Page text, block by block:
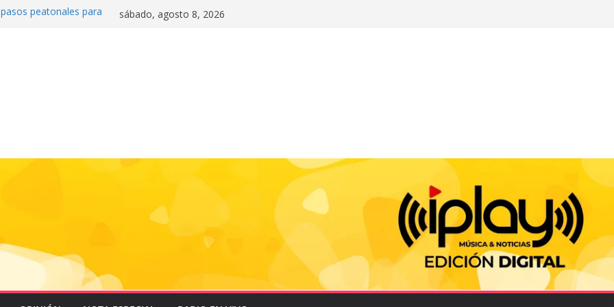
peatonales para
historia en el Draft
la motocicleta a la
2026
e impulsa triunfo de
sábado, agosto 8, 2026